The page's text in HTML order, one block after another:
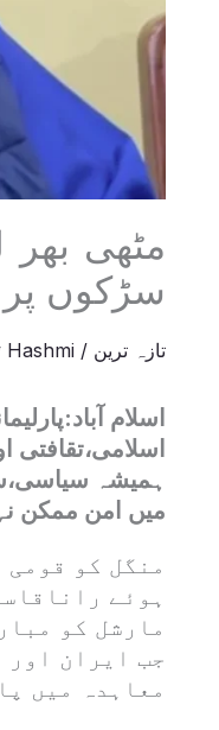
مٹھی بھر
سڑکوں پر
تازہ ترین /
Hashmi
اسلام
ہمیشہ
میں امن ممکن
منگل کو
ہوئے
مارشل کو
جب ایران
معاہدہ میں